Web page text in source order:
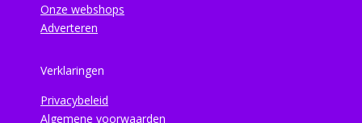
Onze webshops
Adverteren
Verklaringen
Privacybeleid
Algemene voorwaarden